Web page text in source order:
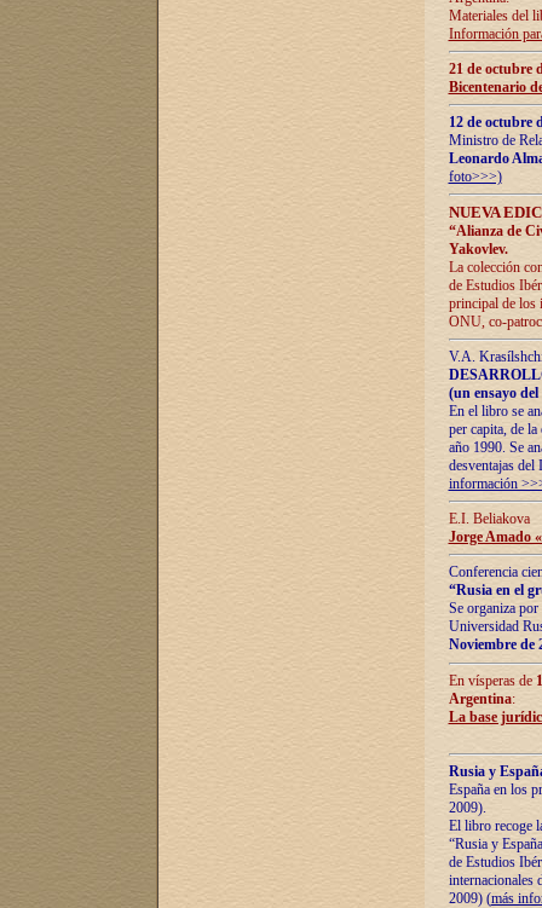
Materiales del
Información
21 de octubre
Bicentenario
12 de octubre
Ministro de
Leonardo
foto>>>)
NUEVA
“Alianza de
Yakovlev.
La colección
de Estudios
principal de los
ONU, co-
V.A.
(un ensayo
En el libro se
per capita, de
año 1990. Se
desventajas
información
E.I. Beliakova
Jorge Amado
Conferencia
“Rusia en el
Se organiza
Universidad
Noviembre de
En vísperas de
Argentina:
La base
Rusia y
España en los
2009).
El libro recoge
“Rusia y
de Estudios
internacionales
2009) (más